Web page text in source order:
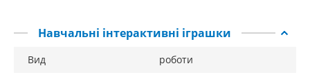
Навчальні інтерактивні іграшки
Вид
роботи